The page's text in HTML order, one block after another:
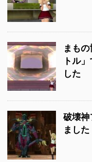
まも
トル
した
破壊神
ました